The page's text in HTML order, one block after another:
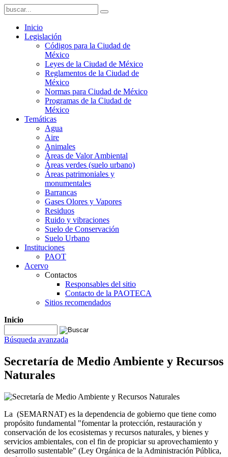
Inicio
Legislación
Códigos para la Ciudad de
México
Leyes de la Ciudad de México
Reglamentos de la Ciudad de
México
Normas para Ciudad de México
Programas de la Ciudad de
México
Temáticas
Agua
Aire
Animales
Áreas de Valor Ambiental
Áreas verdes (suelo urbano)
Áreas patrimoniales y
monumentales
Barrancas
Gases Olores y Vapores
Residuos
Ruido y vibraciones
Suelo de Conservación
Suelo Urbano
Instituciones
PAOT
Acervo
Contactos
Responsables del sitio
Contacto de la PAOTECA
Sitios recomendados
Inicio
Búsqueda avanzada
Secretaría de Medio Ambiente y Recursos
Naturales
La (SEMARNAT) es la dependencia de gobierno que tiene como
propósito fundamental "fomentar la protección, restauración y
conservación de los ecosistemas y recursos naturales, y bienes y
servicios ambientales, con el fin de propiciar su aprovechamiento y
desarrollo sustentable" (Ley Orgánica de la Administración Pública,